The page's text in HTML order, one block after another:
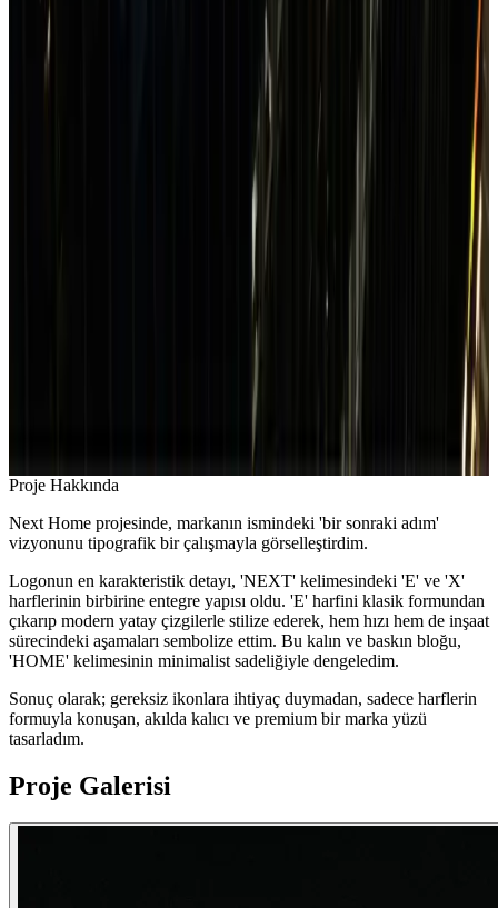
Proje Hakkında
Next Home projesinde, markanın ismindeki 'bir sonraki adım'
vizyonunu tipografik bir çalışmayla görselleştirdim.
Logonun en karakteristik detayı, 'NEXT' kelimesindeki 'E' ve 'X'
harflerinin birbirine entegre yapısı oldu. 'E' harfini klasik formundan
çıkarıp modern yatay çizgilerle stilize ederek, hem hızı hem de inşaat
sürecindeki aşamaları sembolize ettim. Bu kalın ve baskın bloğu,
'HOME' kelimesinin minimalist sadeliğiyle dengeledim.
Sonuç olarak; gereksiz ikonlara ihtiyaç duymadan, sadece harflerin
formuyla konuşan, akılda kalıcı ve premium bir marka yüzü
tasarladım.
Proje Galerisi